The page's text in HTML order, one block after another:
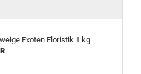
Exoten Floristik 1 kg